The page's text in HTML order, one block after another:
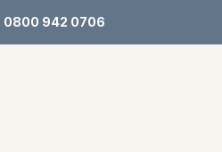
0800 942 0706